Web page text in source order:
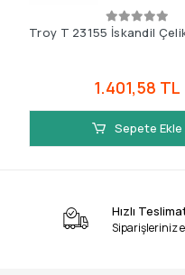
Troy T 23155 İskandil
1.401,58 TL
Sepete Ekle
Hızlı
Siparişleriniz